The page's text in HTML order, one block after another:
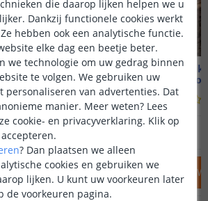
| Fakkel
wit
394 reviews)
79,80 60,-
Solar
38 cm
IN
die daarop lijken helpen we u
Dankzij functionele cookies werkt
hebben ook een analytische functie.
elke dag een beetje beter.
we technologie om uw gedrag binnen
te volgen. We gebruiken uw
personaliseren van advertenties. Dat
manier. Meer weten? Lees
cookie- en privacyverklaring. Klik op
? Dan plaatsen we alleen
cookies en gebruiken we
lijken. U kunt uw voorkeuren later
de voorkeuren pagina.